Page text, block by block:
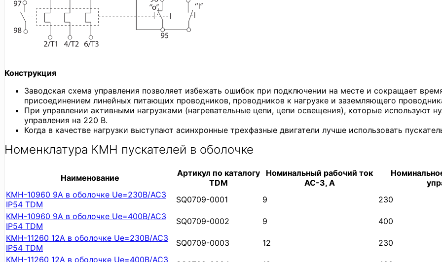
Конструкция
Заводская схема управления позволяет избежать ошибок при подключении на месте и сокращает
присоединением линейных питающих проводников, проводников к нагрузке и заземляющего
При управлении активными нагрузками (нагревательные цепи, цепи освещения), которые используют
управления на 220 В.
Когда в качестве нагрузки выступают асинхронные трехфазные двигатели лучше использовать
Номенклатура КМН пускателей в оболочке
Наименование
Артикул по каталогу
TDM
Номинальный рабочий ток
AC-3, А
КМН-10960 9А в оболочке Ue=230В/АС3
IP54 TDM
SQ0709-0001 9
230
КМН-10960 9А в оболочке Ue=400В/АС3
IP54 TDM
SQ0709-0002 9
400
КМН-11260 12А в оболочке Ue=230В/АС3
IP54 TDM
SQ0709-0003 12
230
КМН-11260 12А в оболочке Ue=400В/АС3